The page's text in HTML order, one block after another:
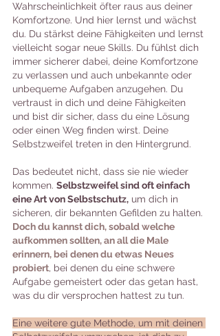
Wahrscheinlichkeit öfter raus aus deiner
Komfortzone. Und hier lernst und wächst
du. Du stärkst deine Fähigkeiten und lernst
vielleicht sogar neue Skills. Du fühlst dich
immer sicherer dabei, deine Komfortzone
zu verlassen und auch unbekannte oder
unbequeme Aufgaben anzugehen. Du
vertraust in dich und deine Fähigkeiten
und bist dir sicher, dass du eine Lösung
oder einen Weg finden wirst. Deine
Selbstzweifel treten in den Hintergrund.
Das bedeutet nicht, dass sie nie wieder
kommen. Selbstzweifel sind oft einfach
eine Art von Selbstschutz, um dich in
sicheren, dir bekannten Gefilden zu halten.
Doch du kannst dich, sobald welche
aufkommen sollten, an all die Male
erinnern, bei denen du etwas Neues
probiert, bei denen du eine schwere
Aufgabe gemeistert oder das getan hast,
was du dir versprochen hattest zu tun.
Eine weitere gute Methode, um mit deinen